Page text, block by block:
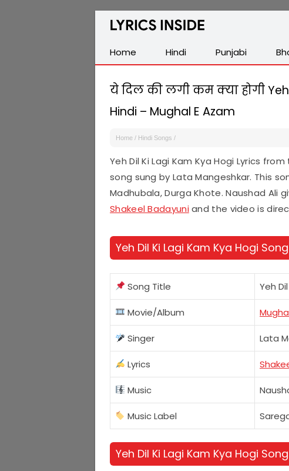
Latest
Hindi,
Tamil,
Malayalam,
Telugu,
English,
Punjabi
Home
Hindi Punjabi
ये दिल की लगी कम क्या होगी Yeh
Hindi – Mughal E Azam
Home / Hindi Songs /
Yeh Dil Ki Lagi Kam Kya Hogi Lyrics
song sung by Lata Mangeshkar. This
Madhubala, Durga Khote. Naushad Ali
Shakeel Badayuniand the video is
Yeh Dil Ki Lagi Kam Kya Hogi
Song Title Yeh
Movie/Album
Singer Lata
Lyrics
Music
Music Label
Yeh Dil Ki Lagi Kam Kya Hogi